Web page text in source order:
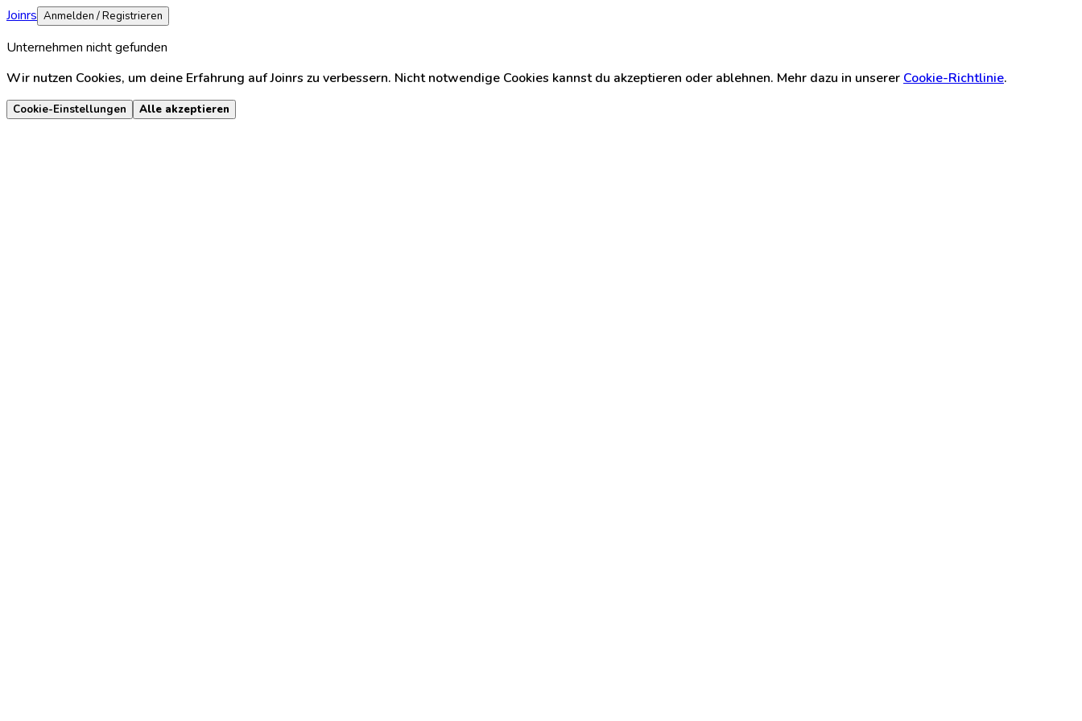
Joinrs Anmelden / Registrieren
Unternehmen nicht gefunden
Wir nutzen Cookies, um deine Erfahrung auf Joinrs zu verbessern. Nicht notwendige Cookies kannst du akzeptieren oder ablehnen. Mehr dazu in unserer Cookie-Richtlinie.
Cookie-Einstellungen Alle akzeptieren